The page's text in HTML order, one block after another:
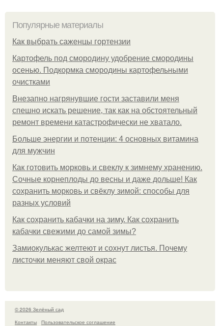
Популярные материалы
Как выбрать саженцы гортензии
Картофель под смородину удобрение смородины
осенью. Подкормка смородины картофельными
очистками
Внезапно нагрянувшие гости заставили меня
спешно искать решение, так как на обстоятельный
ремонт времени катастрофически не хватало.
Больше энергии и потенции: 4 основных витамина
для мужчин
Как готовить морковь и свеклу к зимнему хранению.
Сочные корнеплоды до весны и даже дольше! Как
сохранить морковь и свёклу зимой: способы для
разных условий
Как сохранить кабачки на зиму. Как сохранить
кабачки свежими до самой зимы?
Замиокулькас желтеют и сохнут листья. Почему
листочки меняют свой окрас
© 2026 Зелёный сад
Контакты
Пользовательское соглашение